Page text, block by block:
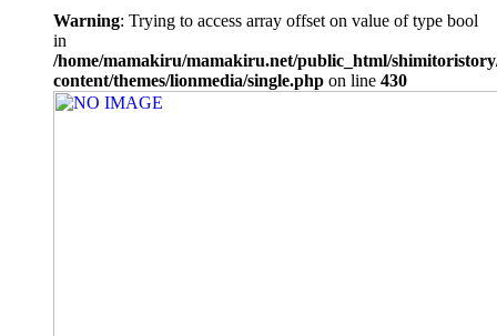
Warning: Trying to access array offset on value of type bool
in
/home/mamakiru/mamakiru.net/public_html/
content/themes/lionmedia/single.php on line 430